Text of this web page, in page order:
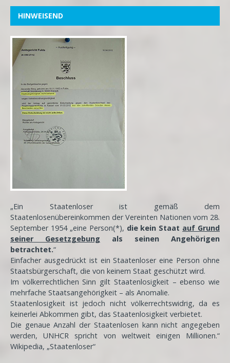
HINWEISEND
„Ein Staatenloser ist gemäß dem
Staatenlosenübereinkommen der Vereinten Nationen vom 28.
September 1954 „eine Person(*), die kein Staat auf Grund
seiner Gesetzgebung als seinen Angehörigen
betrachtet.“
Einfacher ausgedrückt ist ein Staatenloser eine Person ohne
Staatsbürgerschaft, die von keinem Staat geschützt wird.
Im völkerrechtlichen Sinn gilt Staatenlosigkeit – ebenso wie
mehrfache Staatsangehörigkeit – als Anomalie.
Staatenlosigkeit ist jedoch nicht völkerrechtswidrig, da es
keinerlei Abkommen gibt, das Staatenlosigkeit verbietet.
Die genaue Anzahl der Staatenlosen kann nicht angegeben
werden, UNHCR spricht von weltweit einigen Millionen.“
Wikipedia, „Staatenloser“